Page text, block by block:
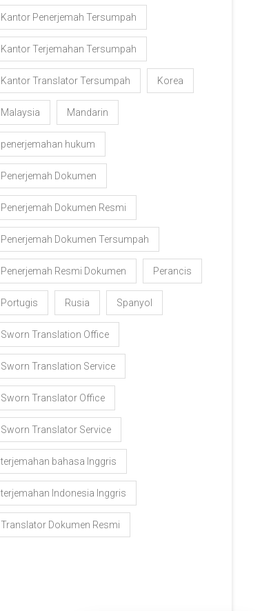
Kantor Penerjemah Tersumpah
Kantor Terjemahan Tersumpah
Kantor Translator Tersumpah Korea
Malaysia Mandarin
penerjemahan hukum
Penerjemah Dokumen
Penerjemah Dokumen Resmi
Penerjemah Dokumen Tersumpah
Penerjemah Resmi Dokumen Perancis
Portugis Rusia Spanyol
Sworn Translation Office
Sworn Translation Service
Sworn Translator Office
Sworn Translator Service
terjemahan bahasa Inggris
terjemahan Indonesia Inggris
Translator Dokumen Resmi